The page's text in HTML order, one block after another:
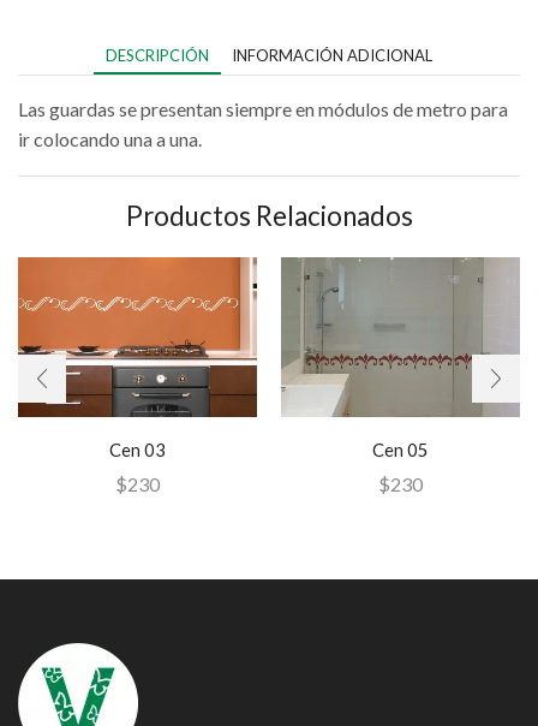
DESCRIPCIÓN INFORMACIÓN ADICIONAL
Las guardas se presentan siempre en módulos de metro para
ir colocando una a una.
Productos Relacionados
Cen 03
$230
Cen 05
$230